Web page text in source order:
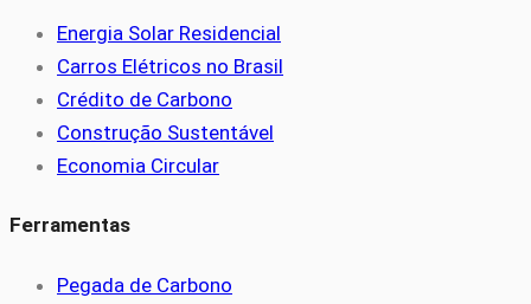
Energia Solar Residencial
Carros Elétricos no Brasil
Crédito de Carbono
Construção Sustentável
Economia Circular
Ferramentas
Pegada de Carbono